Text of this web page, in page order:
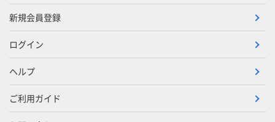
新規会員登録
ログイン
ヘルプ
ご利用ガイド